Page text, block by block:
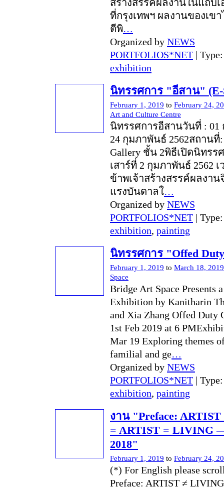
สร้างสรรค์ผลงานในแถบ
ที่กรุงเทพฯ ผลงานของเข
ตีพิ…
Organized by NEWS
PORTFOLIOS*NET |
exhibition
นิทรรศการ "อีสาน" (E-
February 1, 2019 to February 24,
Art and Culture Centre
นิทรรศการอีสานวันที่ : 01
24 กุมภาพันธ์ 2562สถานที่:
Gallery ชั้น 2พิธีเปิดนิทรร
เสาร์ที่ 2 กุมภาพันธ์ 2562 เ
ข้าพเจ้าสร้างสรรค์ผลงา
แรงบันดาลใ…
Organized by NEWS
PORTFOLIOS*NET |
exhibition, painting
นิทรรศการ "Offed
February 1, 2019 to March 18, 2019
Space
Bridge Art Space Presents
Exhibition by Kanitharin
and Xia Zhang Offed Duty
1st Feb 2019 at 6
Mar 19 Exploring themes
familial and ge…
Organized by NEWS
PORTFOLIOS*NET |
exhibition, painting
งาน "Preface:
= ARTIST = LIVING
2018"
February 1, 2019 to February 24,
(*) For English please
Preface: ARTIST ≠